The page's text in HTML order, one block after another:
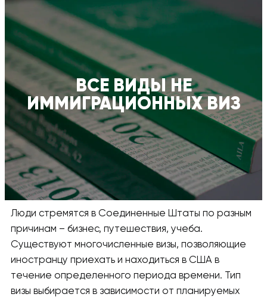
ВСЕ ВИДЫ НЕ
ИММИГРАЦИОННЫХ ВИЗ
Люди стремятся в Соединенные Штаты по разным
причинам – бизнес, путешествия, учеба.
Существуют многочисленные визы, позволяющие
иностранцу приехать и находиться в США в
течение определенного периода времени. Тип
визы выбирается в зависимости от планируемых